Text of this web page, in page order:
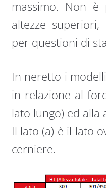
massimo. Non è
altezze
per questioni di
In neretto i
in relazione al
lato lungo) ed alla
Il lato (a) è il lato
cerniere.